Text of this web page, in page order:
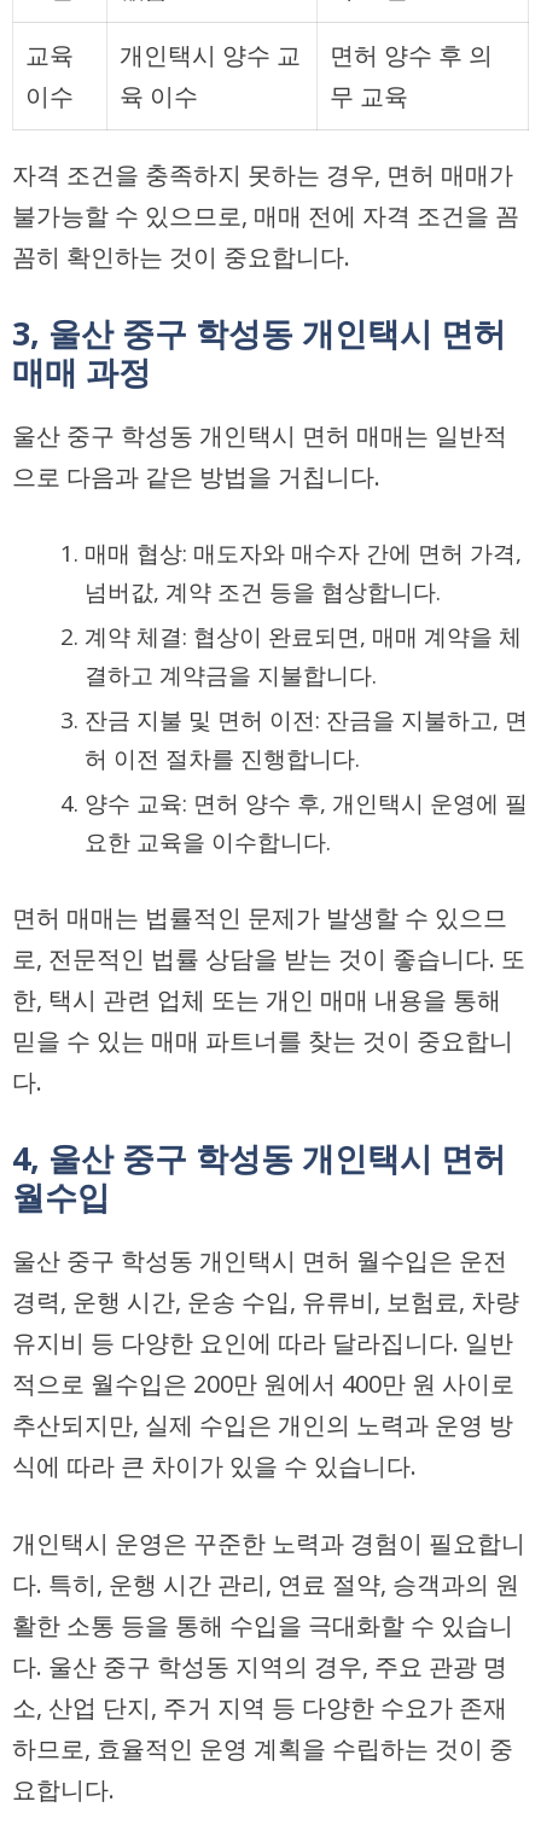
교육
이수
개인택시 양수 교
육 이수
면허 양수 후 의
무 교육
자격 조건을 충족하지 못하는 경우, 면허 매매가
불가능할 수 있으므로, 매매 전에 자격 조건을 꼼
꼼히 확인하는 것이 중요합니다.
3, 울산 중구 학성동 개인택시 면허
매매 과정
울산 중구 학성동 개인택시 면허 매매는 일반적
으로 다음과 같은 방법을 거칩니다.
매매 협상: 매도자와 매수자 간에 면허 가격,
넘버값, 계약 조건 등을 협상합니다.
계약 체결: 협상이 완료되면, 매매 계약을 체
결하고 계약금을 지불합니다.
잔금 지불 및 면허 이전: 잔금을 지불하고, 면
허 이전 절차를 진행합니다.
양수 교육: 면허 양수 후, 개인택시 운영에 필
요한 교육을 이수합니다.
면허 매매는 법률적인 문제가 발생할 수 있으므
로, 전문적인 법률 상담을 받는 것이 좋습니다. 또
한, 택시 관련 업체 또는 개인 매매 내용을 통해
믿을 수 있는 매매 파트너를 찾는 것이 중요합니
다.
4, 울산 중구 학성동 개인택시 면허
월수입
울산 중구 학성동 개인택시 면허 월수입은 운전
경력, 운행 시간, 운송 수입, 유류비, 보험료, 차량
유지비 등 다양한 요인에 따라 달라집니다. 일반
적으로 월수입은 200만 원에서 400만 원 사이로
추산되지만, 실제 수입은 개인의 노력과 운영 방
식에 따라 큰 차이가 있을 수 있습니다.
개인택시 운영은 꾸준한 노력과 경험이 필요합니
다. 특히, 운행 시간 관리, 연료 절약, 승객과의 원
활한 소통 등을 통해 수입을 극대화할 수 있습니
다. 울산 중구 학성동 지역의 경우, 주요 관광 명
소, 산업 단지, 주거 지역 등 다양한 수요가 존재
하므로, 효율적인 운영 계획을 수립하는 것이 중
요합니다.